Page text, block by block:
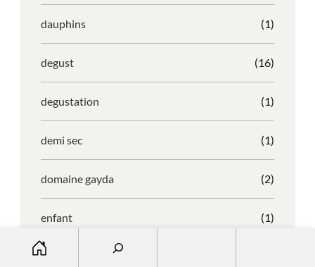
dauphins (1)
degust (16)
degustation (1)
demi sec (1)
domaine gayda (2)
enfant (1)
entreprise